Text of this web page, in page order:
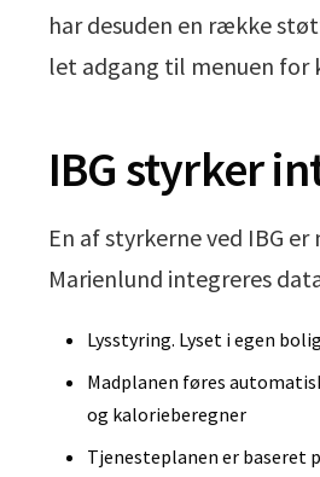
har desuden en række
let adgang til menuen for
IBG styrker
En af styrkerne ved IBG
Marienlund integreres
Lysstyring. Lyset i egen
Madplanen føres
og kalorieberegner
Tjenesteplanen er baseret